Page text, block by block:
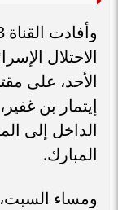
الاحتلال
الأحد، على
إيتمار بن
الداخل إلى
المبارك.
ومساء